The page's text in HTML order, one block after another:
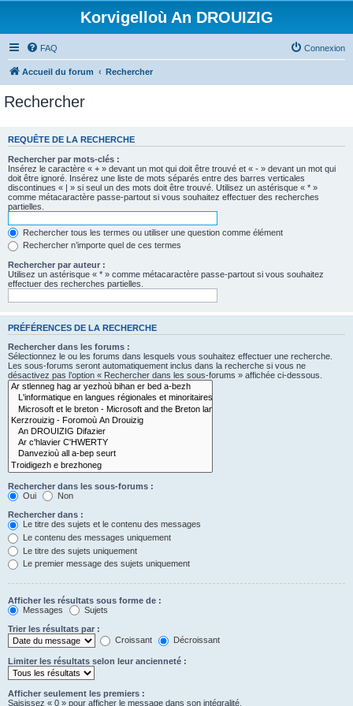
Korvigelloù An DROUIZIG
FAQ Connexion
Accueil du forum Rechercher
Rechercher
REQUÊTE DE LA RECHERCHE
Rechercher par mots-clés :
Insérez le caractère « + » devant un mot qui doit être trouvé et « - » devant un mot qui
doit être ignoré. Insérez une liste de mots séparés entre des barres verticales
discontinues « | » si seul un des mots doit être trouvé. Utilisez un astérisque « * »
comme métacaractère passe-partout si vous souhaitez effectuer des recherches
partielles.
Rechercher tous les termes ou utiliser une question comme élément
Rechercher n’importe quel de ces termes
Rechercher par auteur :
Utilisez un astérisque « * » comme métacaractère passe-partout si vous souhaitez
effectuer des recherches partielles.
PRÉFÉRENCES DE LA RECHERCHE
Rechercher dans les forums :
Sélectionnez le ou les forums dans lesquels vous souhaitez effectuer une recherche.
Les sous-forums seront automatiquement inclus dans la recherche si vous ne
désactivez pas l’option « Rechercher dans les sous-forums » affichée ci-dessous.
Rechercher dans les sous-forums :
Oui
Non
Rechercher dans :
Le titre des sujets et le contenu des messages
Le contenu des messages uniquement
Le titre des sujets uniquement
Le premier message des sujets uniquement
Afficher les résultats sous forme de :
Messages
Sujets
Trier les résultats par :
Croissant
Décroissant
Limiter les résultats selon leur ancienneté :
Afficher seulement les premiers :
Saisissez « 0 » pour afficher le message dans son intégralité.